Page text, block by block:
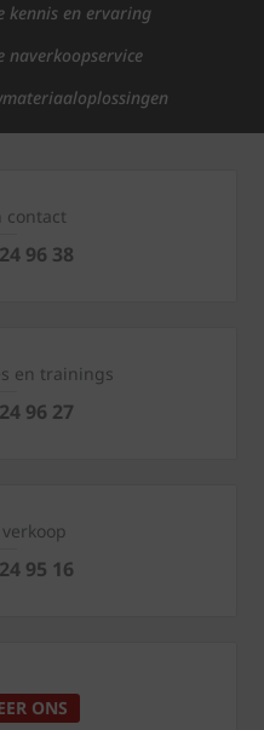
kennis en ervaring
naverkoopservice
contact
96 38
en trainings
96 27
95 16
ONS